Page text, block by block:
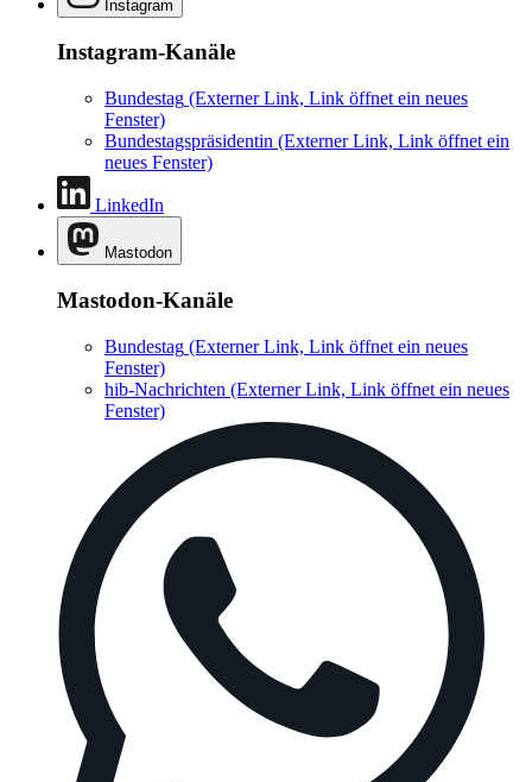
Instagram
Instagram-Kanäle
Bundestag (Externer Link, Link öffnet ein neues
Fenster)
Bundestagspräsidentin (Externer Link, Link öffnet ein
neues Fenster)
LinkedIn
Mastodon
Mastodon-Kanäle
Bundestag (Externer Link, Link öffnet ein neues
Fenster)
hib-Nachrichten (Externer Link, Link öffnet ein neues
Fenster)